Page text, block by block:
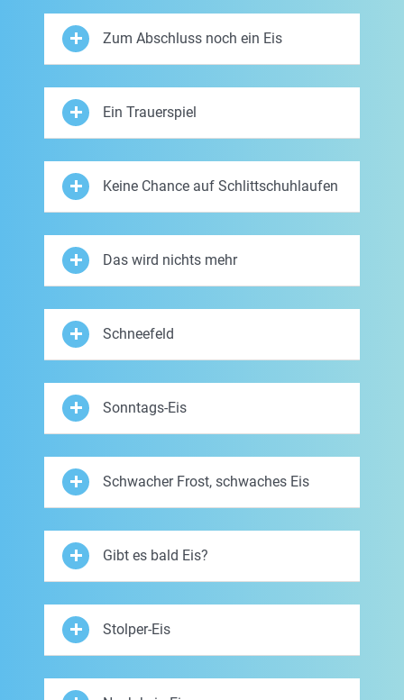
Zum Abschluss noch ein Eis
Ein Trauerspiel
Keine Chance auf Schlittschuhlaufen
Das wird nichts mehr
Schneefeld
Sonntags-Eis
Schwacher Frost, schwaches Eis
Gibt es bald Eis?
Stolper-Eis